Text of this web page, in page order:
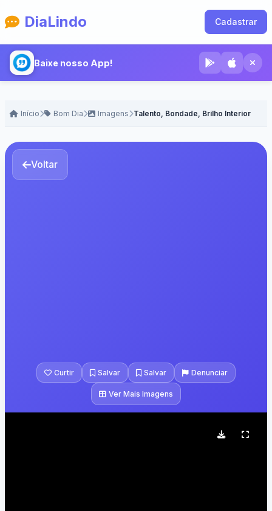
DiaLindo Cadastrar
Baixe nosso App!
Início Bom Dia Imagens Talento, Bondade, Brilho Interior
Voltar
Curtir Salvar Salvar Denunciar
Ver Mais Imagens